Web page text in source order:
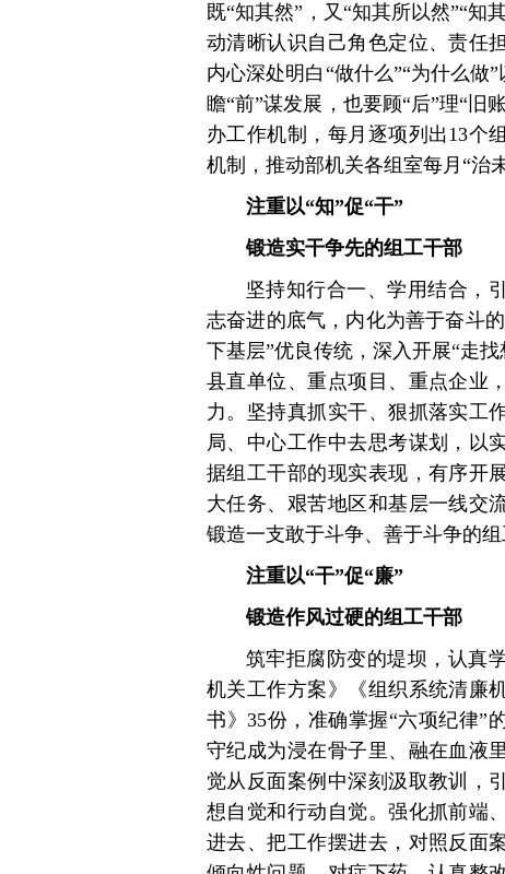
既“知其然”，又“知其所以然”“知
动清晰认识自己角色定位、责任
内心深处明白“做什么”“为什么做
瞻“前”谋发展，也要顾“后”理“旧
办工作机制，每月逐项列出13个
机制，推动部机关各组室每月“治
注重以“知”促“干”
锻造实干争先的组工干部
坚持知行合一、学用结合，
志奋进的底气，内化为善于奋斗
下基层”优良传统，深入开展“走
县直单位、重点项目、重点企业
力。坚持真抓实干、狠抓落实工
局、中心工作中去思考谋划，以
据组工干部的现实表现，有序开
大任务、艰苦地区和基层一线交
锻造一支敢于斗争、善于斗争的组
注重以“干”促“廉”
锻造作风过硬的组工干部
筑牢拒腐防变的堤坝，认真
机关工作方案》《组织系统清廉
书》35份，准确掌握“六项纪律”
守纪成为浸在骨子里、融在血液
觉从反面案例中深刻汲取教训，
想自觉和行动自觉。强化抓前端
进去、把工作摆进去，对照反面